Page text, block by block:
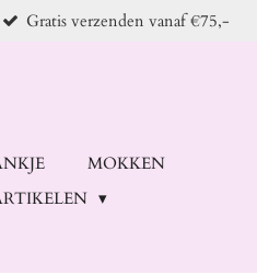
Gratis verzenden vanaf €75,-
MOKKEN